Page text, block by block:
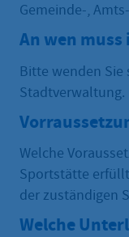
Gemeinde-,
An wen
Bitte wenden Sie
Stadtverwaltung.
Welche
Sportstätte
der zuständigen
Welche